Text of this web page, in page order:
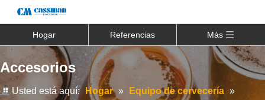
Hogar Referencias Más
Accesorios
Usted está aquí: Hogar » Equipo de cervecería »